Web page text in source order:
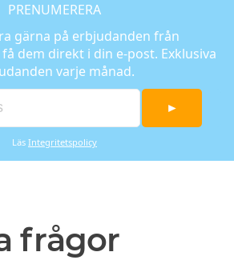
PRENUMERERA
gärna på erbjudanden från
dem direkt i din e-post. Exklusiva
varje månad.
►
Läs Integritetspolicy
frågor